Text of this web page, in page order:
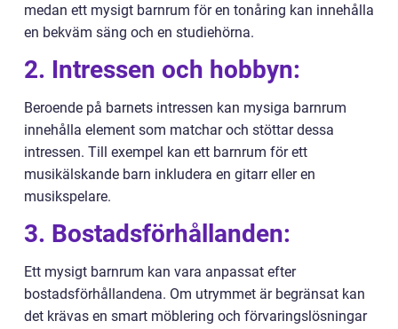
medan ett mysigt barnrum för en tonåring kan innehålla
en bekväm säng och en studiehörna.
2. Intressen och hobbyn:
Beroende på barnets intressen kan mysiga barnrum
innehålla element som matchar och stöttar dessa
intressen. Till exempel kan ett barnrum för ett
musikälskande barn inkludera en gitarr eller en
musikspelare.
3. Bostadsförhållanden:
Ett mysigt barnrum kan vara anpassat efter
bostadsförhållandena. Om utrymmet är begränsat kan
det krävas en smart möblering och förvaringslösningar